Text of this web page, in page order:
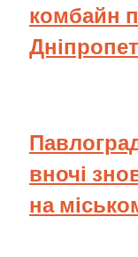
комбайн
вночі
на